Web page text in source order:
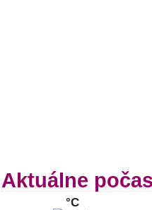
Aktuálne
°C